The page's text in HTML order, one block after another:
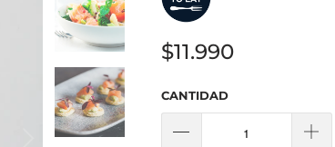
$11.990
CANTIDAD